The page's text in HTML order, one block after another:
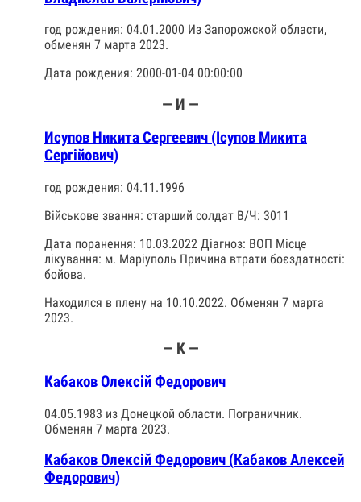
год рождения: 04.01.2000 Из Запорожской области,
обменян 7 марта 2023.
Дата рождения: 2000-01-04 00:00:00
— И —
Исупов Никита Сергеевич (Ісупов Микита
Сергійович)
год рождения: 04.11.1996
Військове звання: старший солдат В/Ч: 3011
Дата поранення: 10.03.2022 Діагноз: ВОП Місце
лікування: м. Маріуполь Причина втрати боєздатності:
бойова.
Находился в плену на 10.10.2022. Обменян 7 марта
2023.
— К —
Кабаков Олексій Федорович
04.05.1983 из Донецкой области. Пограничник.
Обменян 7 марта 2023.
Кабаков Олексій Федорович (Кабаков Алексей
Федорович)